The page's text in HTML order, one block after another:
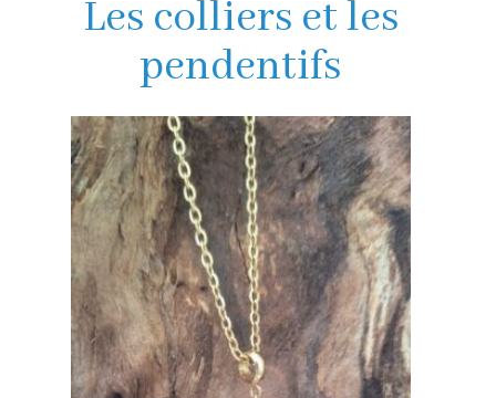
Les colliers et les
pendentifs